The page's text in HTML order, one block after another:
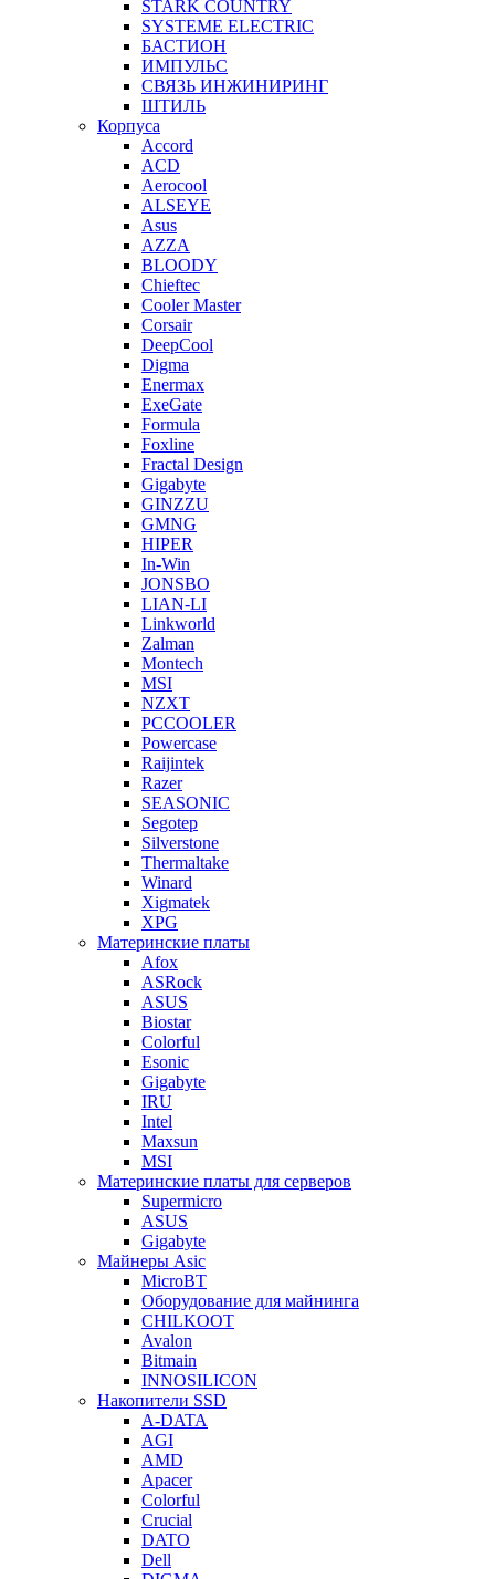
STARK COUNTRY
SYSTEME ELECTRIC
БАСТИОН
ИМПУЛЬС
СВЯЗЬ ИНЖИНИРИНГ
ШТИЛЬ
Корпуса
Accord
ACD
Aerocool
ALSEYE
Asus
AZZA
BLOODY
Chieftec
Cooler Master
Corsair
DeepCool
Digma
Enermax
ExeGate
Formula
Foxline
Fractal Design
Gigabyte
GINZZU
GMNG
HIPER
In-Win
JONSBO
LIAN-LI
Linkworld
Zalman
Montech
MSI
NZXT
PCCOOLER
Powercase
Raijintek
Razer
SEASONIC
Segotep
Silverstone
Thermaltake
Winard
Xigmatek
XPG
Материнские платы
Afox
ASRock
ASUS
Biostar
Colorful
Esonic
Gigabyte
IRU
Intel
Maxsun
MSI
Материнские платы для серверов
Supermicro
ASUS
Gigabyte
Майнеры Asic
MicroBT
Оборудование для майнинга
CHILKOOT
Avalon
Bitmain
INNOSILICON
Накопители SSD
A-DATA
AGI
AMD
Apacer
Colorful
Crucial
DATO
Dell